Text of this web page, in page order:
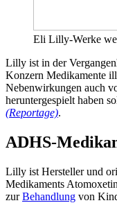
Eli Lilly-Werke
Lilly ist in der
Konzern Medikamente
Nebenwirkungen auch
heruntergespielt haben
(Reportage).
ADHS-
Lilly ist Hersteller und
Medikaments
zurBehandlung von